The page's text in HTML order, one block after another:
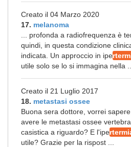
Creato il 04 Marzo 2020
17. melanoma
... profonda a radiofrequenza è
quindi, in questa condizione
indicata. Un approccio in ipe
utile solo se lo si immagina nella ...
Creato il 21 Luglio 2017
18. metastasi ossee
Buona sera dottore, vorrei
avere le metastasi ossee
casistica a riguardo? E l'ipe
utile? Grazie per la rispost ...